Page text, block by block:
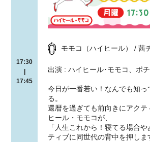
17:30
|
17:45
モモコ（ハイヒール） / 茜
出演 : ハイヒール･モモコ、ポ
今日が一番若い！なんでも知っ
る。
還暦を過ぎても前向きにアクテ
ヒール・モモコが、
「人生これから！寝てる場合
ティブに同世代の背中を押しま